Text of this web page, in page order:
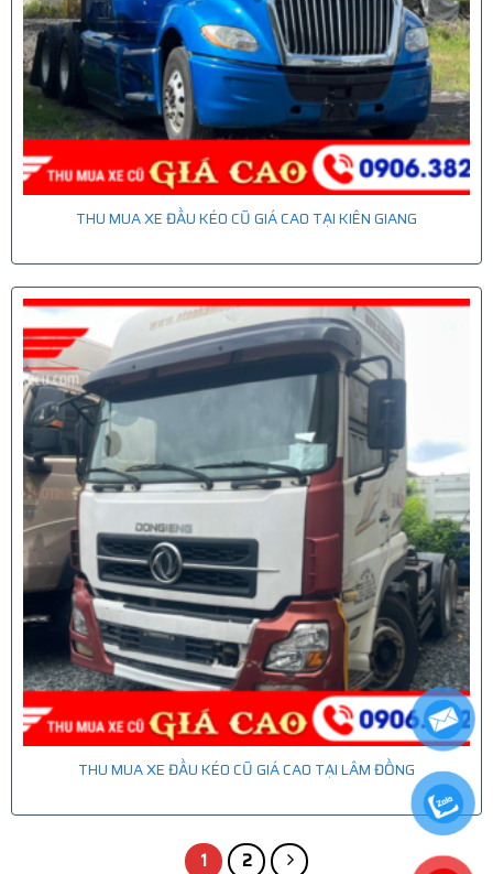
THU MUA XE ĐẦU KÉO CŨ GIÁ CAO TẠI KIÊN GIANG
THU MUA XE ĐẦU KÉO CŨ GIÁ CAO TẠI LÂM ĐỒNG
1 2